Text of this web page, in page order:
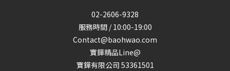
02-2606-9328
服務時間 / 10:00-19:00
Contact@baohwao.com
寶鏵精品Line@
寶鏵有限公司 53361501